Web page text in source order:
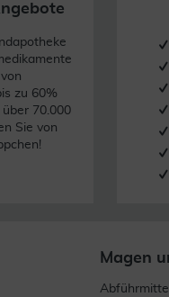
zu 60%
70.000
Sie von
Magen
Abführmittel